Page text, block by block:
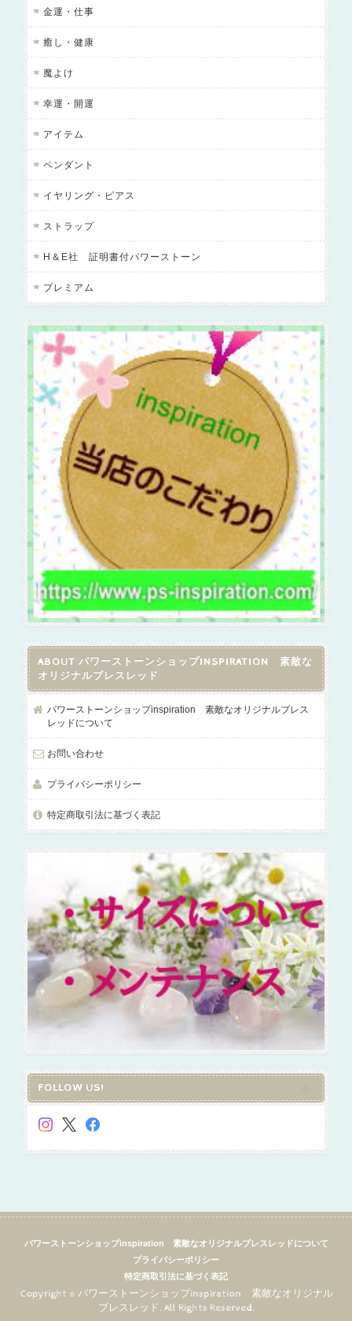
金運・仕事
癒し・健康
魔よけ
幸運・開運
アイテム
ペンダント
イヤリング・ピアス
ストラップ
H＆E社 証明書付パワーストーン
プレミアム
ABOUT パワーストーンショップINSPIRATION 素敵な
オリジナルブレスレッド
パワーストーンショップinspiration 素敵なオリジナルブレス
レッドについて
お問い合わせ
プライバシーポリシー
特定商取引法に基づく表記
FOLLOW US!
パワーストーンショップinspiration 素敵なオリジナルブレスレッドについて
プライバシーポリシー
特定商取引法に基づく表記
Copyright © パワーストーンショップinspiration 素敵なオリジナル
ブレスレッド. All Rights Reserved.